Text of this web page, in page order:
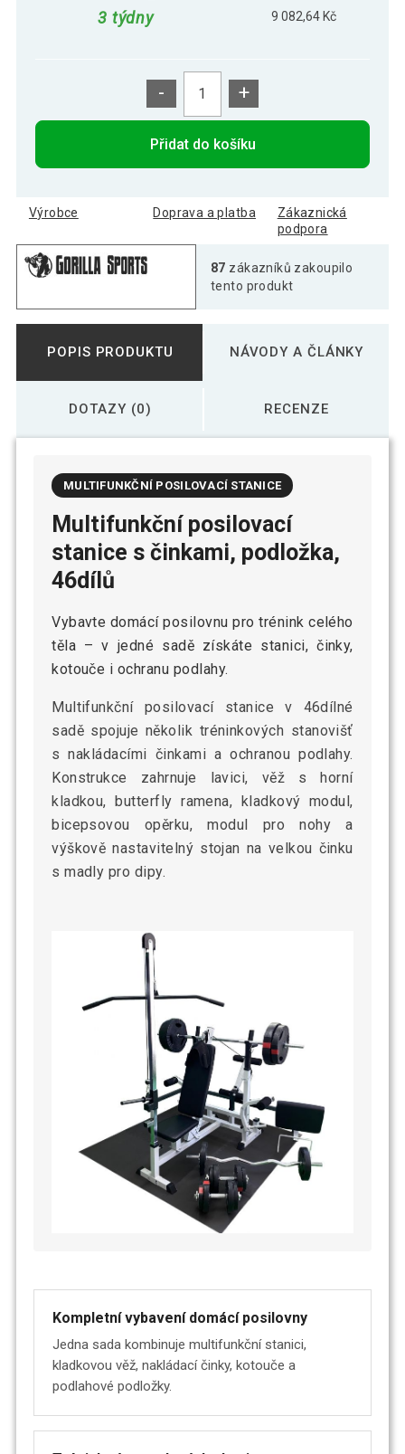
3 týdny
9 082,64 Kč
- +
Přidat do košíku
Výrobce Doprava a platba
Zákaznická
podpora
87 zákazníků zakoupilo
tento produkt
POPIS PRODUKTU NÁVODY A ČLÁNKY
DOTAZY (0) RECENZE
MULTIFUNKČNÍ POSILOVACÍ STANICE
Multifunkční posilovací
stanice s činkami, podložka,
46dílů
Vybavte domácí posilovnu pro trénink celého
těla – v jedné sadě získáte stanici, činky,
kotouče i ochranu podlahy.
Multifunkční posilovací stanice v 46dílné
sadě spojuje několik tréninkových stanovišť
s nakládacími činkami a ochranou podlahy.
Konstrukce zahrnuje lavici, věž s horní
kladkou, butterfly ramena, kladkový modul,
bicepsovou opěrku, modul pro nohy a
výškově nastavitelný stojan na velkou činku
s madly pro dipy.
Kompletní vybavení domácí posilovny
Jedna sada kombinuje multifunkční stanici,
kladkovou věž, nakládací činky, kotouče a
podlahové podložky.